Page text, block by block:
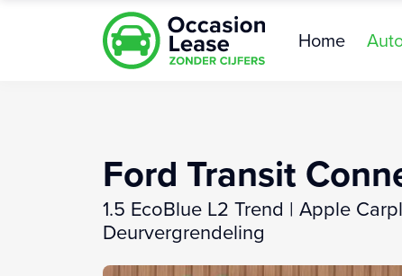
Home
Ford Transit
1.5 EcoBlue L2 Trend | Apple
Deurvergrendeling